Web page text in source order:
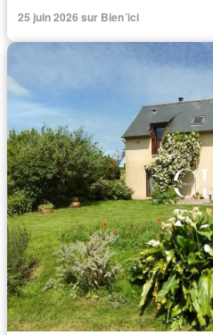
25 juin 2026 sur Bien´ici